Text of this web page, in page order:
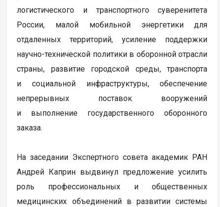
логистического и транспортного суверенитета
России, малой мобильной энергетики для
отдаленных территорий, усиление поддержки
научно-технической политики в оборонной отрасли
страны, развитие городской среды, транспорта
и социальной инфраструктуры, обеспечение
непрерывных поставок вооружений
и выполнение государственного оборонного
заказа.
На заседании Экспертного совета академик РАН
Андрей Каприн выдвинул предложение усилить
роль профессиональных и общественных
медицинских объединений в развитии системы